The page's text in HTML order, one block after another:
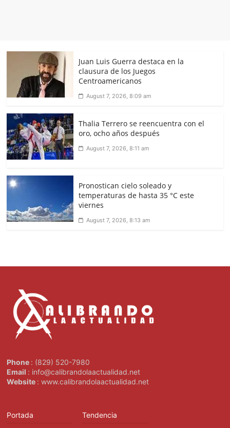
Juan Luis Guerra destaca en la
clausura de los Juegos
Centroamericanos
August 7, 2026, 8:09 am
Thalia Terrero se reencuentra con el
oro, ocho años después
August 7, 2026, 8:11 am
Pronostican cielo soleado y
temperaturas de hasta 35 °C este
viernes
August 7, 2026, 8:13 am
Phone : (829) 520-7980
Email : info@calibrandolaactualidad.net
Website : www.calibrandolaactualidad.net
Portada
Tendencia